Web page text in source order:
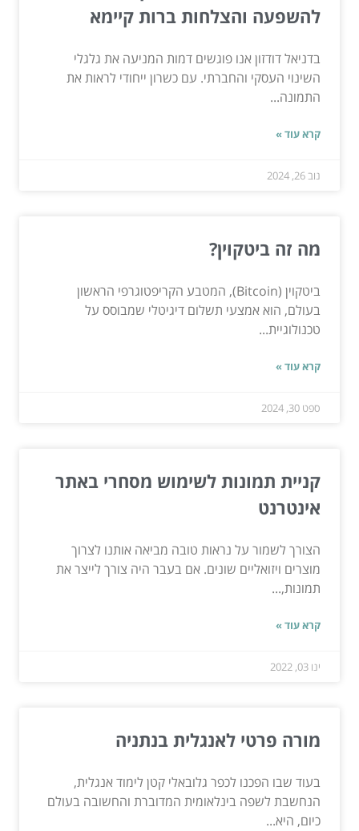
להשפעה והצלחות ברות קיימא
בדניאל דודזון אנו פוגשים דמות המניעה את גלגלי
השינוי העסקי והחברתי. עם כשרון ייחודי לראות את
התמונה...
קרא עוד »
נוב 26, 2024
מה זה ביטקוין?
ביטקוין (Bitcoin), המטבע הקריפטוגרפי הראשון
בעולם, הוא אמצעי תשלום דיגיטלי שמבוסס על
טכנולוגיית...
קרא עוד »
ספט 30, 2024
קניית תמונות לשימוש מסחרי באתר
אינטרנט
הצורך לשמור על נראות טובה מביאה אותנו לצרוך
מוצרים ויזואליים שונים. אם בעבר היה צורך לייצר את
תמונות,...
קרא עוד »
ינו 03, 2022
מורה פרטי לאנגלית בנתניה
בעוד שבו הפכנו לכפר גלובאלי קטן לימוד אנגלית,
הנחשבת לשפה בינלאומית המדוברת והחשובה בעולם
כיום, היא...